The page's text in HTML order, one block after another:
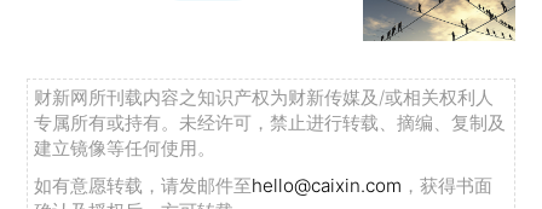
财新网所刊载内容之知识产权为财新传媒及/或相关权利人
专属所有或持有。未经许可，禁止进行转载、摘编、复制及
建立镜像等任何使用。
如有意愿转载，请发邮件至hello@caixin.com ，获得书面